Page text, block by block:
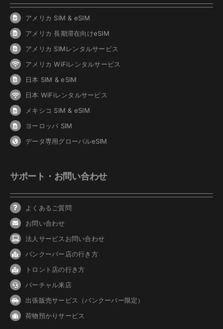
アメリカ SIM & eSIM
アメリカ 長期滞在向けeSIM
アメリカ SIMレンタルサービス
アメリカ WiFiレンタルサービス
日本 SIM & eSIM
日本 WiFiレンタルサービス
メキシコ SIM & eSIM
ヨーロッパ SIM
データ専用グローバルeSIM
サポート・お問い合わせ
よくあるご質問
お問い合わせ
法人サービスお問い合わせ
バンクーバー 店の行き方
トロント店の行き方
バーチャル来店
出張販売サービス（バンクーバー限定）
荷物預かりサービス